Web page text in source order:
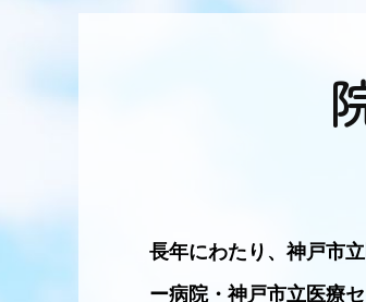
長年にわたり、神戸市
ー病院・神戸市立医療